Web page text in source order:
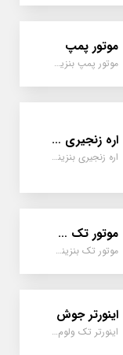
موتور پمپ
موتور پمپ بنزینی، دیزلی، نفتی ، یک اینچ به بالا
اره زنجیری / علفتراش
اره زنجیری بنزینی ، علفتراش دو زمانه و چهار زمانه ، دوشی و پشتی
موتور تک سیلندر
موتور تک بنزینی ، دیزلی، کارتینگی ، تیلری
اینورتر جوش
اینورتر تک ولوم و دو ولوم امپر بالا